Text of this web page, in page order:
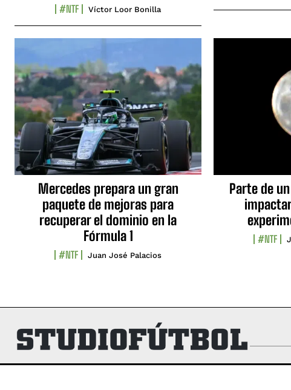
#NTF Víctor Loor Bonilla
Mercedes prepara un gran
paquete de mejoras para
recuperar el dominio en la
Fórmula 1
#NTF Juan José Palacios
Parte de
#NTF